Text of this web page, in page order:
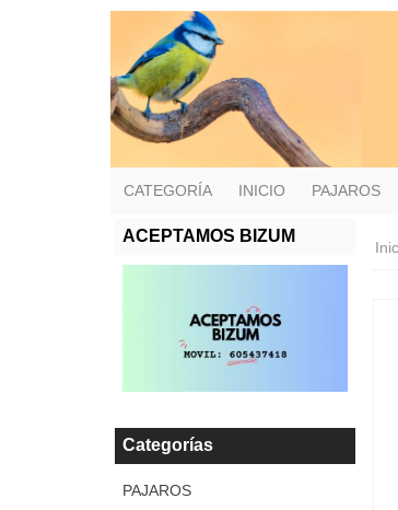
CATEGORÍA INICIO PAJAROS
ACEPTAMOS BIZUM
Categorías
PAJAROS